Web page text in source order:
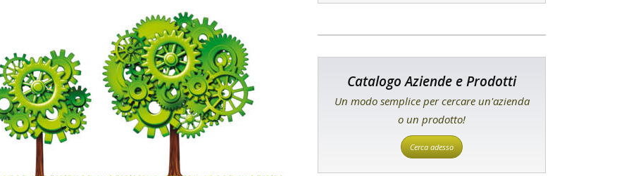
Catalogo Aziende e Prodotti
Un modo semplice per cercare un'azienda
o un prodotto!
Cerca adesso